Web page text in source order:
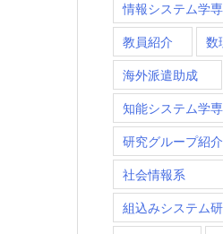
情報システム学
教員紹介 数
海外派遣助成
知能システム学
研究グループ紹介
社会情報系
組込みシステム